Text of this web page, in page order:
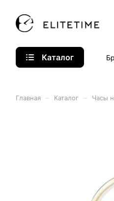
Каталог
Главная Каталог Часы